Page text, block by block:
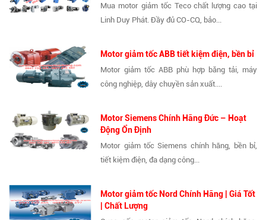
Mua motor giảm tốc Teco chất lượng cao tại
Linh Duy Phát. Đầy đủ CO-CQ, bảo...
Motor giảm tốc ABB tiết kiệm điện, bền bỉ
Motor giảm tốc ABB phù hợp băng tải, máy
công nghiệp, dây chuyền sản xuất....
Motor Siemens Chính Hãng Đức – Hoạt
Động Ổn Định
Motor giảm tốc Siemens chính hãng, bền bỉ,
tiết kiệm điện, đa dạng công...
Motor giảm tốc Nord Chính Hãng | Giá Tốt
| Chất Lượng